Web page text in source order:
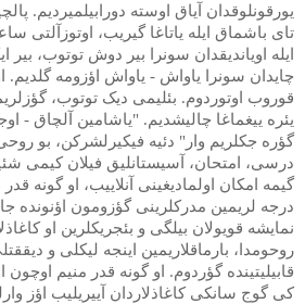
یورقونلوقدان آیاق اوسته دورابیلمیردیم.
تای باشماق ایله یاتاغا گیریب، اوتوزآلتی
ایله اویاندیقدان سونرا بیر دوش توتوب، بیر
چایدان سونرا یاواش - یاواش اؤزومه گلدیم.
قوروب اوتوردوم. بئلیمی دیک توتوب،
یئره ییغماغا چالیشدیم. "یاشامین آلچاق -
گؤره جکلریم وار" دئیه فیکیرلشرکن، بو
درسی، امتحان، آسیستانلیق فیلان کیمی
گیمه امکان اولمادیغینی آنلاییب، او گونه
درجه لریمین مدرکلرینی گؤزومون اؤنونده
نمایشه قویولان بیلگی و بئجریکلرین او
روحومدا، بارماقلاریمین اینجه لیکلی و
قابیلیتینده گؤردوم. او گونه قدر منیم
کی گوج سانکی کاغاذلاردان آییریلیب اؤز